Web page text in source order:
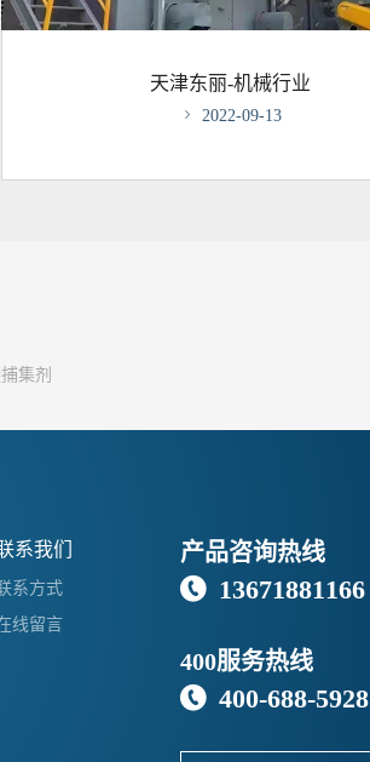
天津东丽-机械行业
 2022-09-13
集剂
系我们
系方式
线留言
产品咨询热线
 13671881166
400服务热线
 400-688-5928